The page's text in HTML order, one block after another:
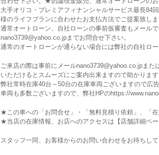
大手オリコ・プレミアフィナンシャルサービス最長84
様のライフプランに合わせたお支払方法でご提案致し
通常オートローン、自社ローンの事前仮審査もメール
nano3739@yahoo.co.jpまでお問合せ下さい。
通常のオートローンが通らない場合には弊社の自社ロ
ご来店の際は事前にメールnano3739@yahoo.co.jpまた
いただけるとスムーズにご案内出来ますので助かります
弊社常時在庫40台～50台の在庫車両ございますので広
車両も多数ございますので、弊社HPのhttps://
★この車への「お問合せ」・「無料見積り依頼」、「
★当店の在庫情報、お店へのアクセスは【店舗詳細ペー
スタッフ一同、お客様からのお問い合わせをお待ちして